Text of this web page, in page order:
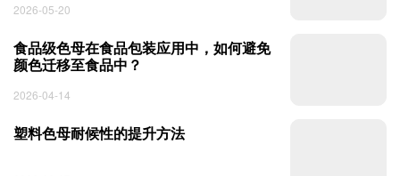
2026-05-20
食品级色母在食品包装应用中，如何避免
颜色迁移至食品中？
2026-04-14
塑料色母耐候性的提升方法